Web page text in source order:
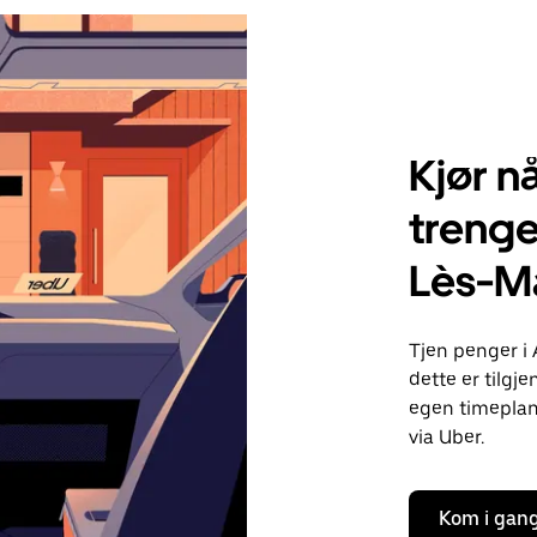
Kjør
Lès-
Tjen penger i
dette er
egen
via Uber.
Kom i